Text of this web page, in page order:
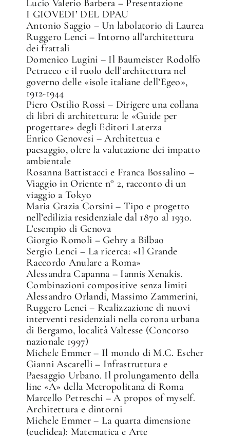
Lucio Valerio Barbera – Presentazione
I GIOVEDI’ DEL DPAU
Antonio Saggio – Un labolatorio di Laurea
Ruggero Lenci – Intorno all’architettura
dei frattali
Domenico Lugini – Il Baumeister Rodolfo
Petracco e il ruolo dell’architettura nel
governo delle «isole italiane dell’Egeo»,
1912-1944
Piero Ostilio Rossi – Dirigere una collana
di libri di architettura: le «Guide per
progettare» degli Editori Laterza
Enrico Genovesi – Architettua e
paesaggio, oltre la valutazione dei impatto
ambientale
Rosanna Battistacci e Franca Bossalino –
Viaggio in Oriente n° 2, racconto di un
viaggio a Tokyo
Maria Grazia Corsini – Tipo e progetto
nell’edilizia residenziale dal 1870 al 1930.
L’esempio di Genova
Giorgio Romoli – Gehry a Bilbao
Sergio Lenci – La ricerca: «Il Grande
Raccordo Anulare a Roma»
Alessandra Capanna – Iannis Xenakis.
Combinazioni compositive senza limiti
Alessandro Orlandi, Massimo Zammerini,
Ruggero Lenci – Realizzazione di nuovi
interventi residenziali nella corona urbana
di Bergamo, località Valtesse (Concorso
nazionale 1997)
Michele Emmer – Il mondo di M.C. Escher
Gianni Ascarelli – Infrastruttura e
Paesaggio Urbano. Il prolungamento della
line «A» della Metropolitana di Roma
Marcello Petreschi – A propos of myself.
Architettura e dintorni
Michele Emmer – La quarta dimensione
(euclidea): Matematica e Arte